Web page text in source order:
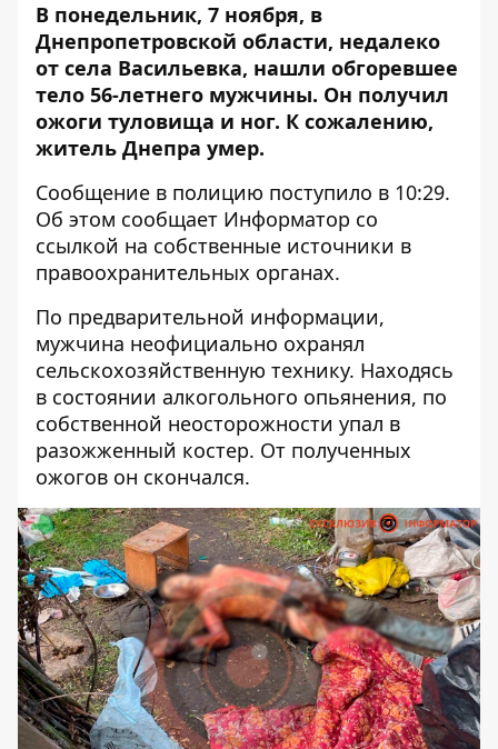
В понедельник, 7 ноября, в
Днепропетровской области, недалеко
от села Васильевка, нашли обгоревшее
тело 56-летнего мужчины. Он получил
ожоги туловища и ног. К сожалению,
житель Днепра умер.
Сообщение в полицию поступило в 10:29.
Об этом сообщает Информатор со
ссылкой на собственные источники в
правоохранительных органах.
По предварительной информации,
мужчина неофициально охранял
сельскохозяйственную технику. Находясь
в состоянии алкогольного опьянения, по
собственной неосторожности упал в
разожженный костер. От полученных
ожогов он скончался.